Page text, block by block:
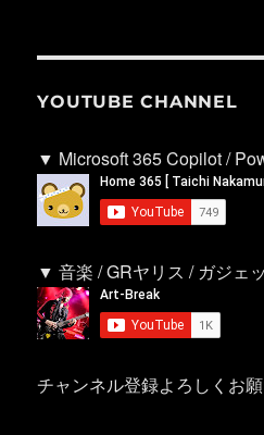
YOUTUBE CHANNEL
▼ Microsoft 365 Copilot /
▼ 音楽 / GRヤリス / ガジェ
チャンネル登録よろしくお願